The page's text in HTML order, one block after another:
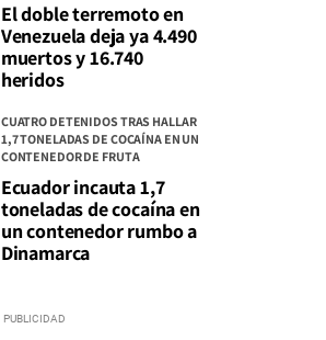
El doble terremoto en
Venezuela deja ya 4.490
muertos y 16.740
heridos
CUATRO DETENIDOS TRAS HALLAR
1,7 TONELADAS DE COCAÍNA EN UN
CONTENEDOR DE FRUTA
Ecuador incauta 1,7
toneladas de cocaína en
un contenedor rumbo a
Dinamarca